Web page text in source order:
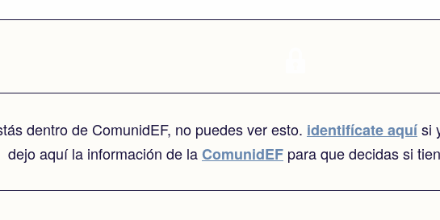
dentro de ComunidEF, no puedes ver esto. identifícate aquísi
dejo aquí la información de laComunidEF para que decidas si